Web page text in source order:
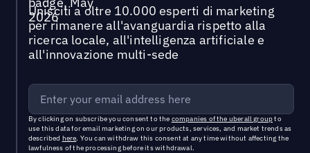
Unisciti a oltre 10.000 esperti di marketing
per rimanere all'avanguardia rispetto alla
ricerca locale, all'intelligenza artificiale e
all'innovazione multi-sede
By clicking on subscribe you consent to the companies of the uberall groupto
use this data for email marketing on our products, services, and market trends as
described here. You can withdraw this consent at any time without affecting the
lawfulness of the processing before its withdrawal.